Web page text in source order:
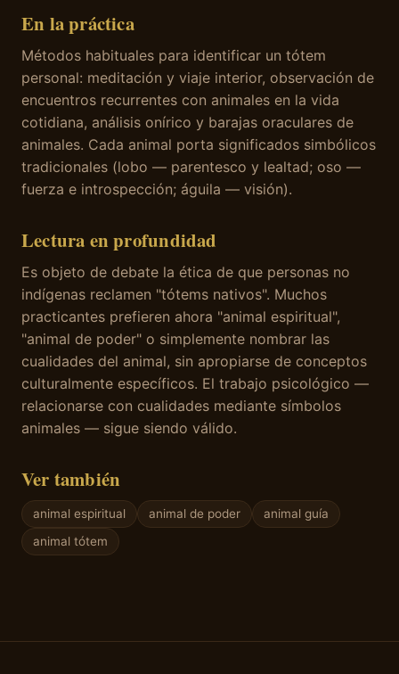
En la práctica
Métodos habituales para identificar un tótem
personal: meditación y viaje interior, observación de
encuentros recurrentes con animales en la vida
cotidiana, análisis onírico y barajas oraculares de
animales. Cada animal porta significados simbólicos
tradicionales (lobo — parentesco y lealtad; oso —
fuerza e introspección; águila — visión).
Lectura en profundidad
Es objeto de debate la ética de que personas no
indígenas reclamen "tótems nativos". Muchos
practicantes prefieren ahora "animal espiritual",
"animal de poder" o simplemente nombrar las
cualidades del animal, sin apropiarse de conceptos
culturalmente específicos. El trabajo psicológico —
relacionarse con cualidades mediante símbolos
animales — sigue siendo válido.
Ver también
animal espiritual animal de poder
animal guía
animal tótem